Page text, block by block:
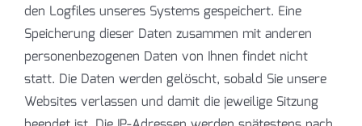
den Logfiles unseres Systems gespeichert. Eine
Speicherung dieser Daten zusammen mit anderen
personenbezogenen Daten von Ihnen findet nicht
statt. Die Daten werden gelöscht, sobald Sie unsere
Websites verlassen und damit die jeweilige Sitzung